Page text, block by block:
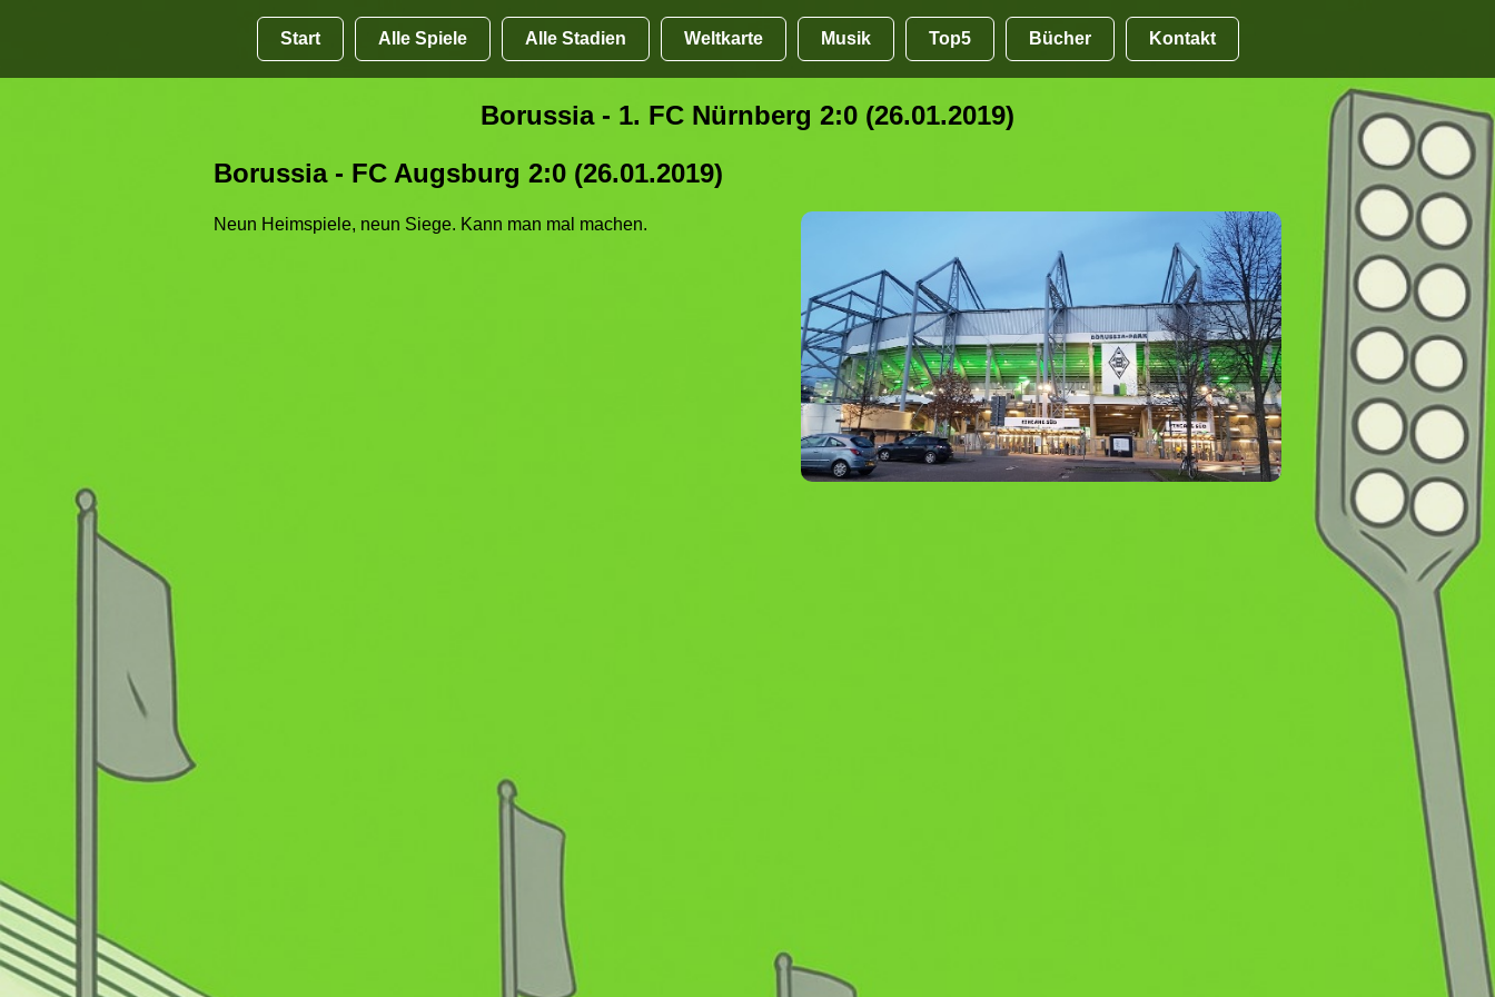
Start Alle Spiele Alle Stadien Weltkarte Musik Top5 Bücher Kontakt
Borussia - 1. FC Nürnberg 2:0 (26.01.2019)
Borussia - FC Augsburg 2:0 (26.01.2019)
Neun Heimspiele, neun Siege. Kann man mal machen.